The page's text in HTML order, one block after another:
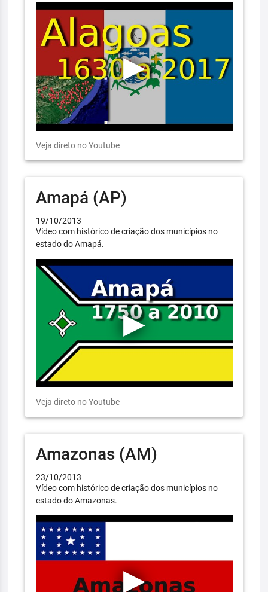
Veja direto no Youtube
Amapá (AP)
19/10/2013
Vídeo com histórico de criação dos municípios no
estado do Amapá.
Veja direto no Youtube
Amazonas (AM)
23/10/2013
Vídeo com histórico de criação dos municípios no
estado do Amazonas.